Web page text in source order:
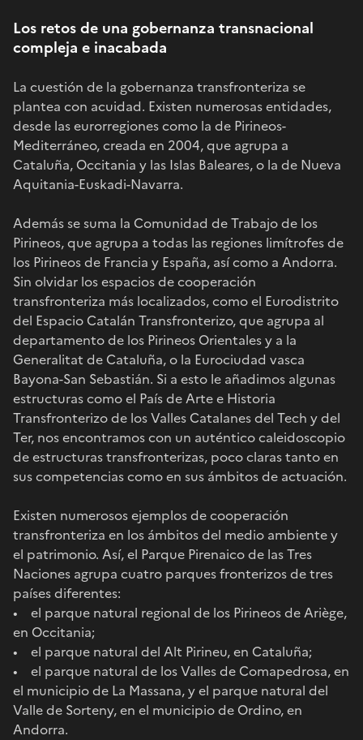
Los retos de una gobernanza transnacional
compleja e inacabada
La cuestión de la gobernanza transfronteriza se
plantea con acuidad. Existen numerosas entidades,
desde las eurorregiones como la de Pirineos-
Mediterráneo, creada en 2004, que agrupa a
Cataluña, Occitania y las Islas Baleares, o la de Nueva
Aquitania-Euskadi-Navarra.
Además se suma la Comunidad de Trabajo de los
Pirineos, que agrupa a todas las regiones limítrofes de
los Pirineos de Francia y España, así como a Andorra.
Sin olvidar los espacios de cooperación
transfronteriza más localizados, como el Eurodistrito
del Espacio Catalán Transfronterizo, que agrupa al
departamento de los Pirineos Orientales y a la
Generalitat de Cataluña, o la Eurociudad vasca
Bayona-San Sebastián. Si a esto le añadimos algunas
estructuras como el País de Arte e Historia
Transfronterizo de los Valles Catalanes del Tech y del
Ter, nos encontramos con un auténtico caleidoscopio
de estructuras transfronterizas, poco claras tanto en
sus competencias como en sus ámbitos de actuación.
Existen numerosos ejemplos de cooperación
transfronteriza en los ámbitos del medio ambiente y
el patrimonio. Así, el Parque Pirenaico de las Tres
Naciones agrupa cuatro parques fronterizos de tres
países diferentes:
• el parque natural regional de los Pirineos de Ariège,
en Occitania;
• el parque natural del Alt Pirineu, en Cataluña;
• el parque natural de los Valles de Comapedrosa, en
el municipio de La Massana, y el parque natural del
Valle de Sorteny, en el municipio de Ordino, en
Andorra.